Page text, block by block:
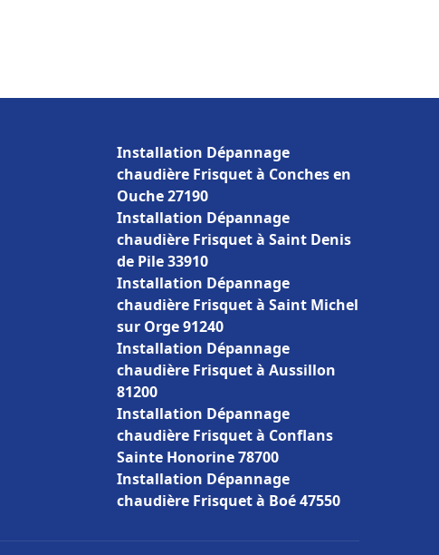
Installation Dépannage
chaudière Frisquet à Conches en
Ouche 27190
Installation Dépannage
chaudière Frisquet à Saint Denis
de Pile 33910
Installation Dépannage
chaudière Frisquet à Saint Michel
sur Orge 91240
Installation Dépannage
chaudière Frisquet à Aussillon
81200
Installation Dépannage
chaudière Frisquet à Conflans
Sainte Honorine 78700
Installation Dépannage
chaudière Frisquet à Boé 47550